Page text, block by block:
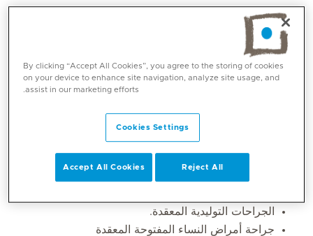
المهارات الأساسية
الجراحات التوليدية المعقدة.
جراحة أمراض النساء المفتوحة المعقدة
By clicking “Accept All Cookies”, you agree to the storing of cookies
on your device to enhance site navigation, analyze site usage, and
assist in our marketing efforts.
Cookies Settings
Reject All
Accept All Cookies